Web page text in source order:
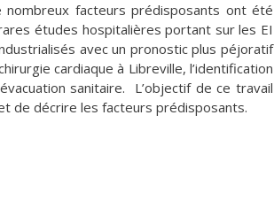
facteurs prédisposants ont été
études hospitalières portant sur les EI
avec un pronostic plus péjoratif
cardiaque à Libreville, l’identification
sanitaire. L’objectif de ce travail
de décrire les facteurs prédisposants.